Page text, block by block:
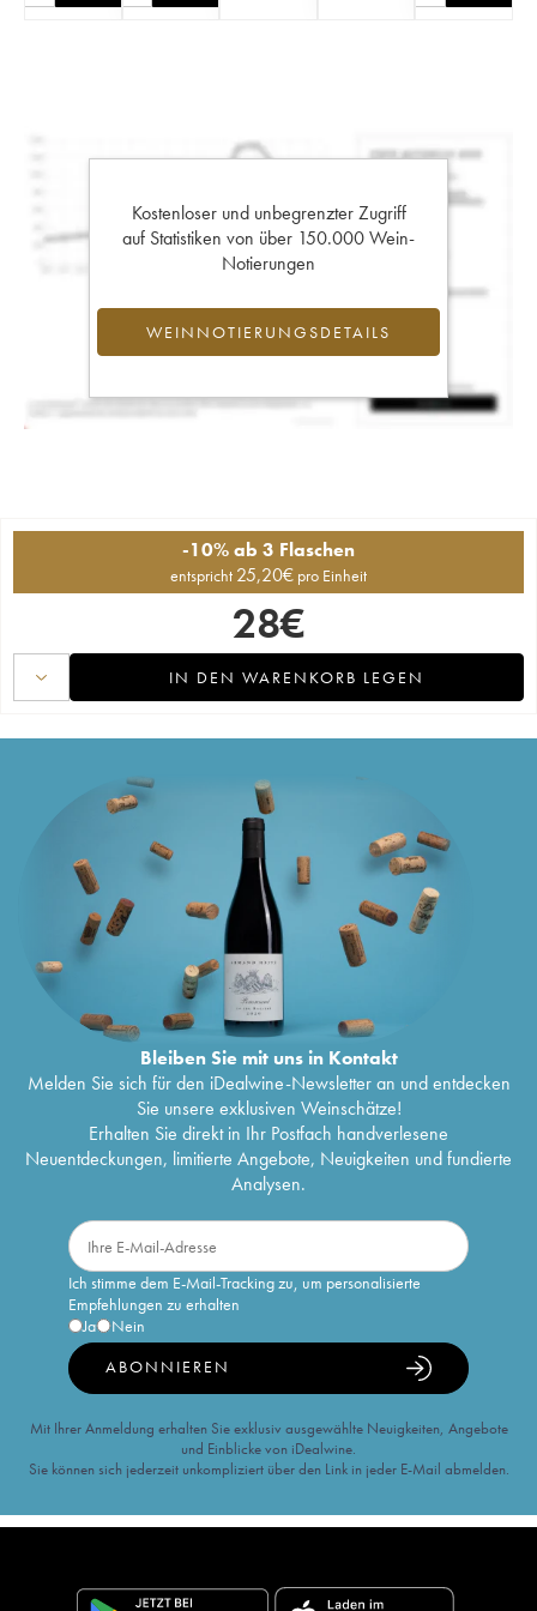
Kostenloser und unbegrenzter Zugriff
auf Statistiken von über 150.000 Wein-
Notierungen
WEINNOTIERUNGSDETAILS
-10% ab 3 Flaschen
entspricht 25,20€ pro Einheit
28€
IN DEN WARENKORB LEGEN
Bleiben Sie mit uns in Kontakt
Melden Sie sich für den iDealwine-Newsletter an und entdecken
Sie unsere exklusiven Weinschätze!
Erhalten Sie direkt in Ihr Postfach handverlesene
Neuentdeckungen, limitierte Angebote, Neuigkeiten und fundierte
Analysen.
Ich stimme dem E-Mail-Tracking zu, um personalisierte
Empfehlungen zu erhalten
Ja
Nein
ABONNIEREN
Mit Ihrer Anmeldung erhalten Sie exklusiv ausgewählte Neuigkeiten, Angebote
und Einblicke von iDealwine.
Sie können sich jederzeit unkompliziert über den Link in jeder E-Mail abmelden.